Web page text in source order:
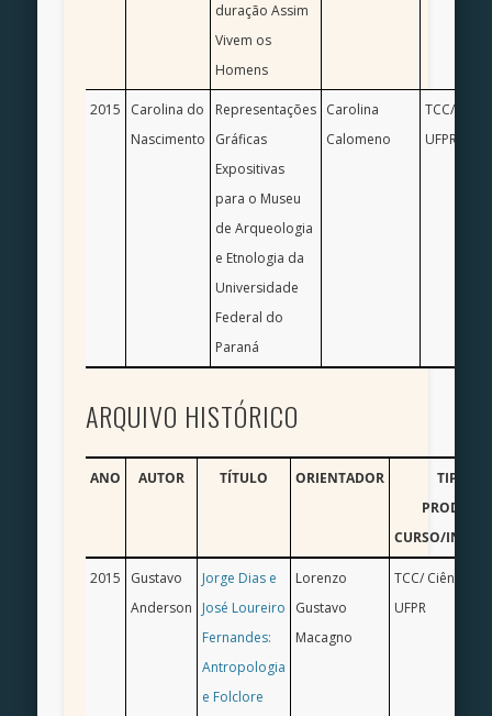
duração Assim
Vivem os
Homens
2015
Carolina do
Nascimento
Representações
Gráficas
Expositivas
para o Museu
de Arqueologia
e Etnologia da
Universidade
Federal do
Paraná
Carolina
Calomeno
TCC/
UFPR
ARQUIVO HISTÓRICO
ANO AUTOR TÍTULO ORIENTADOR
TIPO DE
CURSO/
2015
Gustavo
Anderson
Jorge Dias e
José Loureiro
Fernandes:
Antropologia
e Folclore
Lorenzo
Gustavo
Macagno
TCC/ Ciências
UFPR